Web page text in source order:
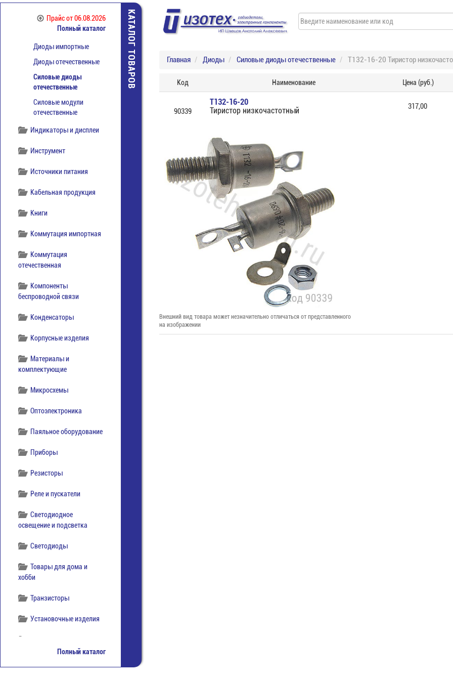
Прайсот 06.08.2026
Полный каталог
Диоды
Стабилитроны
импортные
Диоды импортные
Диоды отечественные
Силовые диоды
отечественные
Силовые модули
отечественные
Индикаторы и дисплеи
Инструмент
Источники питания
Кабельная продукция
Книги
Коммутация импортная
Коммутация
отечественная
Компоненты
беспроводной связи
Конденсаторы
Корпусные изделия
Материалы и
комплектующие
Микросхемы
Оптоэлектроника
Паяльное оборудование
Приборы
Резисторы
Реле и пускатели
Светодиодное
освещение и подсветка
Светодиоды
Товары для дома и
хобби
Транзисторы
Установочные изделия
Полный каталог
КАТАЛОГ ТОВАРОВ Главная Диоды Силовые диоды отечественные Т132-16-20 Тиристор
Код Наименование Цена (руб.)
90339
Т132-16-20
Тиристор низкочастотный
317,00
Внешний вид товара может незначительно отличаться от представленного
на изображении